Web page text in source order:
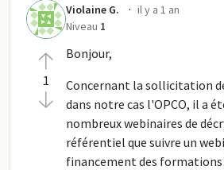
1
Violaine G. · il y a 1 an
Niveau 1
Bonjour,
Concernant la sollicitation
dans notre cas l'OPCO, il a
nombreux webinaires de
référentiel que suivre un
financement des